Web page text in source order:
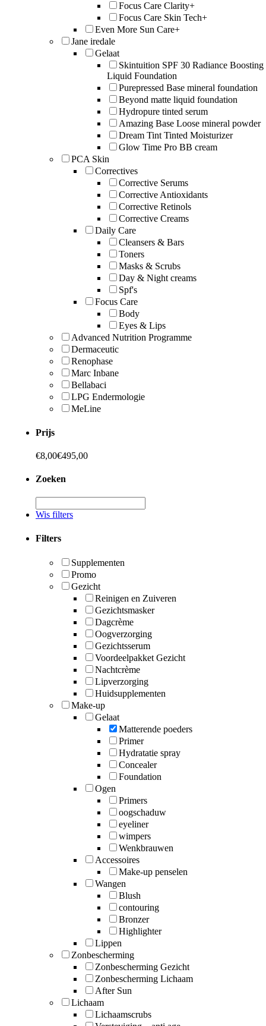
Focus Care Clarity+
Focus Care Skin Tech+
Even More Sun Care+
Jane iredale
Gelaat
Skintuition SPF 30 Radiance Boosting
Liquid Foundation
Purepressed Base mineral foundation
Beyond matte liquid foundation
Hydropure tinted serum
Amazing Base Loose mineral powder
Dream Tint Tinted Moisturizer
Glow Time Pro BB cream
PCA Skin
Correctives
Corrective Serums
Corrective Antioxidants
Corrective Retinols
Corrective Creams
Daily Care
Cleansers & Bars
Toners
Masks & Scrubs
Day & Night creams
Spf's
Focus Care
Body
Eyes & Lips
Advanced Nutrition Programme
Dermaceutic
Renophase
Marc Inbane
Bellabaci
LPG Endermologie
MeLine
Prijs
€8,00€495,00
Zoeken
Wis filters
Filters
Supplementen
Promo
Gezicht
Reinigen en Zuiveren
Gezichtsmasker
Dagcrème
Oogverzorging
Gezichtsserum
Voordeelpakket Gezicht
Nachtcrème
Lipverzorging
Huidsupplementen
Make-up
Gelaat
Matterende poeders
Primer
Hydratatie spray
Concealer
Foundation
Ogen
Primers
oogschaduw
eyeliner
wimpers
Wenkbrauwen
Accessoires
Make-up penselen
Wangen
Blush
contouring
Bronzer
Highlighter
Lippen
Zonbescherming
Zonbescherming Gezicht
Zonbescherming Lichaam
After Sun
Lichaam
Lichaamscrubs